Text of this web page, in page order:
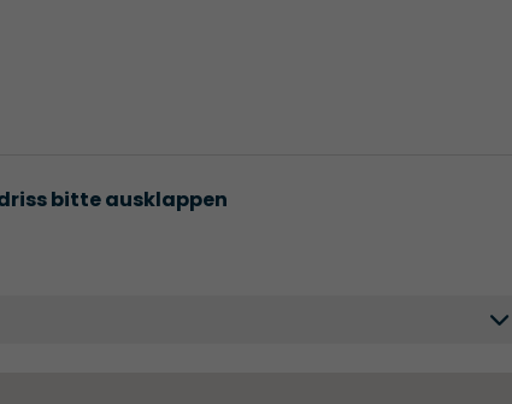
bitte ausklappen